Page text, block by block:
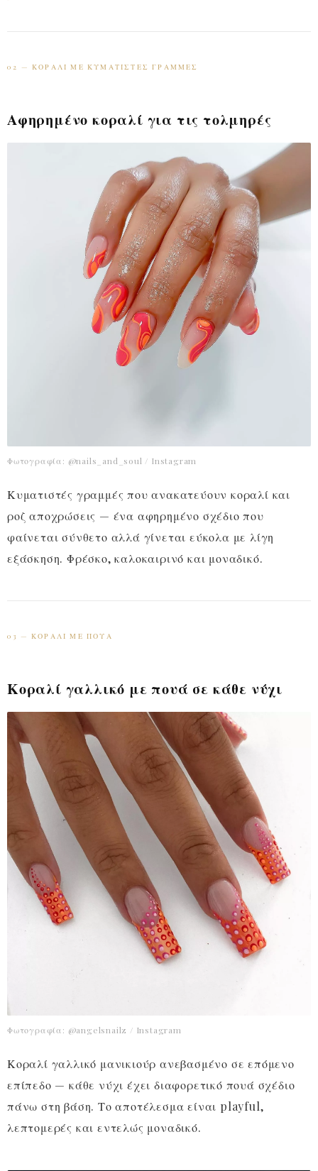
02 — ΚΟΡΑΛΊ ΜΕ ΚΥΜΑΤΙΣΤΈΣ ΓΡΑΜΜΈΣ
Αφηρημένο κοραλί για τις τολμηρές
Φωτογραφία: @nails_and_soul / Instagram
Κυματιστές γραμμές που ανακατεύουν κοραλί και
ροζ αποχρώσεις — ένα αφηρημένο σχέδιο που
φαίνεται σύνθετο αλλά γίνεται εύκολα με λίγη
εξάσκηση. Φρέσκο, καλοκαιρινό και μοναδικό.
03 — ΚΟΡΑΛΊ ΜΕ ΠΟΥΆ
Κοραλί γαλλικό με πουά σε κάθε νύχι
Φωτογραφία: @angelsnailz / Instagram
Κοραλί γαλλικό μανικιούρ ανεβασμένο σε επόμενο
επίπεδο — κάθε νύχι έχει διαφορετικό πουά σχέδιο
πάνω στη βάση. Το αποτέλεσμα είναι playful,
λεπτομερές και εντελώς μοναδικό.